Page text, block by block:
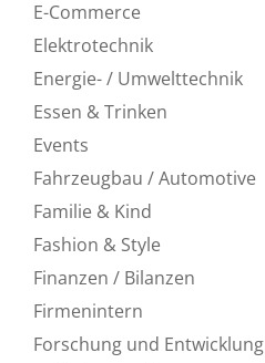
E-Commerce
Elektrotechnik
Energie- / Umwelttechnik
Essen & Trinken
Events
Fahrzeugbau / Automotive
Familie & Kind
Fashion & Style
Finanzen / Bilanzen
Firmenintern
Forschung und Entwicklung